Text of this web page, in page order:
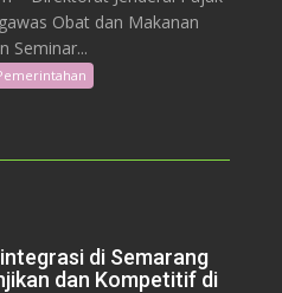
Obat dan Makanan
Seminar...
di Semarang
dan Kompetitif di